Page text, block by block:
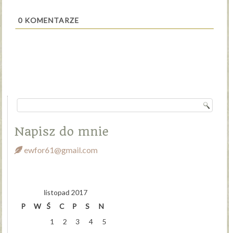
0 KOMENTARZE
Napisz do mnie
ewfor61@gmail.com
listopad 2017
P
W Ś C P S
N
1
2 3 4
5